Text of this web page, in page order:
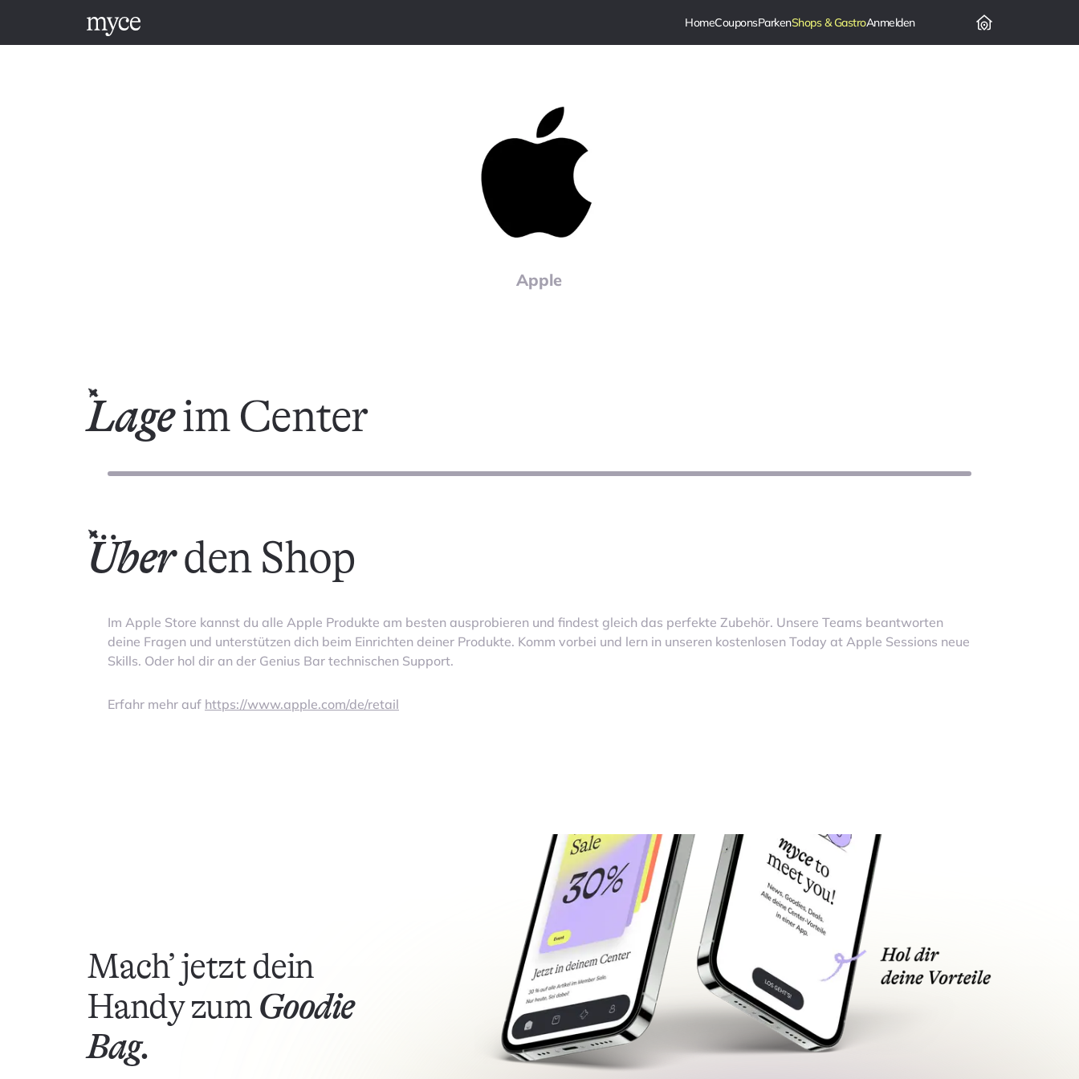
Apple
Lageim Center
Überden Shop
Im Apple Store kannst du alle Apple Produkte am besten ausprobieren und findest gleich das perfekte Zubehör. Unsere Teams beantworten
deine Fragen und unterstützen dich beim Einrichten deiner Produkte. Komm vorbei und lern in unseren kostenlosen Today at Apple Sessions neue
Skills. Oder hol dir an der Genius Bar technischen Support.
Erfahr mehr auf https://www.apple.com/de/retail
Mach’ jetzt dein
Handy zum Goodie
Bag.